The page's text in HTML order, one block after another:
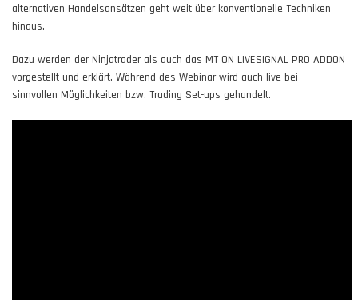
alternativen Handelsansätzen geht weit über konventionelle Techniken
hinaus.
Dazu werden der Ninjatrader als auch das MT ON LIVESIGNAL PRO ADDON
vorgestellt und erklärt. Während des Webinar wird auch live bei
sinnvollen Möglichkeiten bzw. Trading Set-ups gehandelt.